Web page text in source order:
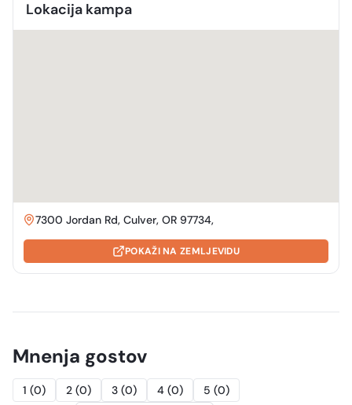
Lokacija kampa
7300 Jordan Rd, Culver, OR 97734,
POKAŽI NA ZEMLJEVIDU
Mnenja gostov
1 (0) 2 (0) 3 (0) 4 (0) 5 (0)